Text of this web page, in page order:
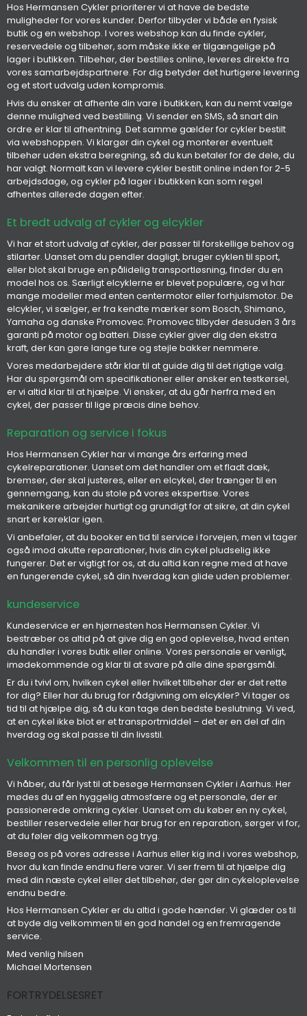
Hos Hermansen Cykler prioriterer vi at have de bedste
muligheder for vores kunder. Derfor tilbyder vi både en fysisk
butik og en webshop. I vores webshop kan du finde cykler,
reservedele og tilbehør, som måske ikke er tilgængelige på
lager i butikken. Tilbehør, der bestilles online, leveres direkte fra
vores samarbejdspartnere. For dig betyder det hurtigere levering
og et stort udvalg uden kompromis.
Hvis du ønsker at afhente din vare i butikken, kan du nemt vælge
denne mulighed ved bestilling. Vi sender en SMS, så snart din
ordre er klar til afhentning. Det samme gælder for cykler bestilt
via webshoppen. Vi klargør din cykel og monterer eventuelt
tilbehør uden ekstra beregning, så du kun betaler for de dele, du
har valgt. Normalt kan vi levere cykler bestilt online inden for 2-5
arbejdsdage, og cykler på lager i butikken kan som regel
afhentes allerede dagen efter.
Et bredt udvalg af cykler og elcykler
Vi har et stort udvalg af cykler, der passer til forskellige behov og
stilarter. Uanset om du pendler dagligt, bruger cyklen til sport,
eller blot skal bruge en pålidelig transportløsning, finder du en
model hos os. Særligt elcyklerne er blevet populære, og vi har
mange modeller med enten centermotor eller forhjulsmotor. De
elcykler, vi sælger, er fra kendte mærker som Bosch, Shimano,
Yamaha og danske Promovec. Promovec tilbyder desuden 3 års
garanti på motor og batteri. Disse cykler giver dig den ekstra
kraft, der kan gøre lange ture og stejle bakker nemmere.
Vores medarbejdere står klar til at guide dig til det rigtige valg.
Har du spørgsmål om specifikationer eller ønsker en testkørsel,
er vi altid klar til at hjælpe. Vi ønsker, at du går herfra med en
cykel, der passer til lige præcis dine behov.
Reparation og service i fokus
Hos Hermansen Cykler har vi mange års erfaring med
cykelreparationer. Uanset om det handler om et fladt dæk,
bremser, der skal justeres, eller en elcykel, der trænger til en
gennemgang, kan du stole på vores ekspertise. Vores
mekanikere arbejder hurtigt og grundigt for at sikre, at din cykel
snart er køreklar igen.
Vi anbefaler, at du booker en tid til service i forvejen, men vi tager
også imod akutte reparationer, hvis din cykel pludselig ikke
fungerer. Det er vigtigt for os, at du altid kan regne med at have
en fungerende cykel, så din hverdag kan glide uden problemer.
kundeservice
Kundeservice er en hjørnesten hos Hermansen Cykler. Vi
bestræber os altid på at give dig en god oplevelse, hvad enten
du handler i vores butik eller online. Vores personale er venligt,
imødekommende og klar til at svare på alle dine spørgsmål.
Er du i tvivl om, hvilken cykel eller hvilket tilbehør der er det rette
for dig? Eller har du brug for rådgivning om elcykler? Vi tager os
tid til at hjælpe dig, så du kan tage den bedste beslutning. Vi ved,
at en cykel ikke blot er et transportmiddel – det er en del af din
hverdag og skal passe til din livsstil.
Velkommen til en personlig oplevelse
Vi håber, du får lyst til at besøge Hermansen Cykler i Aarhus. Her
mødes du af en hyggelig atmosfære og et personale, der er
passionerede omkring cykler. Uanset om du køber en ny cykel,
bestiller reservedele eller har brug for en reparation, sørger vi for,
at du føler dig velkommen og tryg.
Besøg os på vores adresse i Aarhus eller kig ind i vores webshop,
hvor du kan finde endnu flere varer. Vi ser frem til at hjælpe dig
med din næste cykel eller det tilbehør, der gør din cykeloplevelse
endnu bedre.
Hos Hermansen Cykler er du altid i gode hænder. Vi glæder os til
at byde dig velkommen til en god handel og en fremragende
service.
Med venlig hilsen
Michael Mortensen
FORTRYDELSESRET